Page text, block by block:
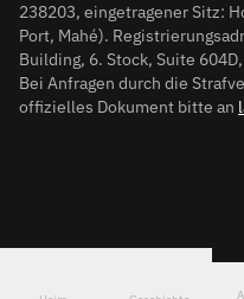
238203, eingetragener Sitz:
Port, Mahé).
Building, 6. Stock, Suite
Bei Anfragen durch die
offizielles Dokument bitte an